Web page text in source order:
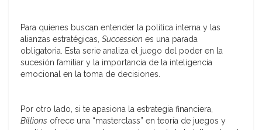
Para quienes buscan entender la política interna y las
alianzas estratégicas, Succession es una parada
obligatoria. Esta serie analiza el juego del poder en la
sucesión familiar y la importancia de la inteligencia
emocional en la toma de decisiones.
Por otro lado, si te apasiona la estrategia financiera,
Billions ofrece una “masterclass” en teoría de juegos y